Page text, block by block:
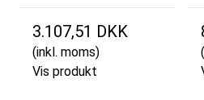
3.107,51 DKK
(inkl. moms)
Vis produkt